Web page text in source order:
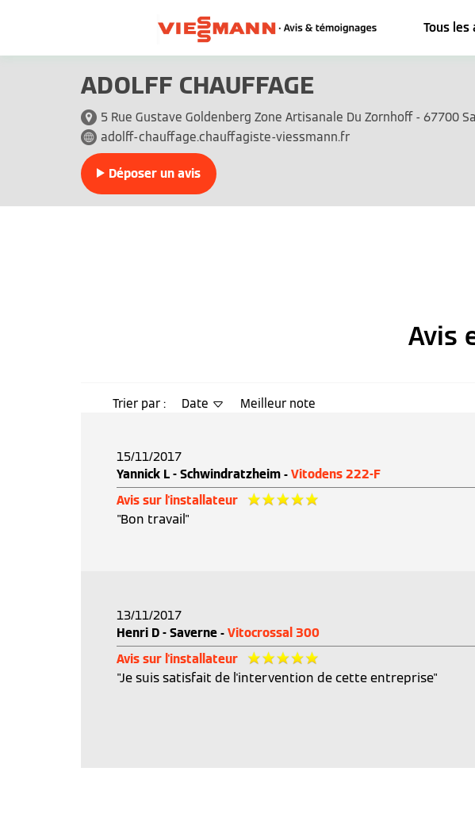
Tous les
ADOLFF CHAUFFAGE
5 Rue Gustave Goldenberg Zone Artisanale Du Zornhoff - 67700
adolff-chauffage.chauffagiste-viessmann.fr
Déposer un avis
Avis
Trier par : Date Meilleur note
15/11/2017
Yannick L - Schwindratzheim - Vitodens 222-F
Avis sur l'installateur
"Bon travail"
13/11/2017
Henri D - Saverne - Vitocrossal 300
Avis sur l'installateur
"Je suis satisfait de l'intervention de cette entreprise"